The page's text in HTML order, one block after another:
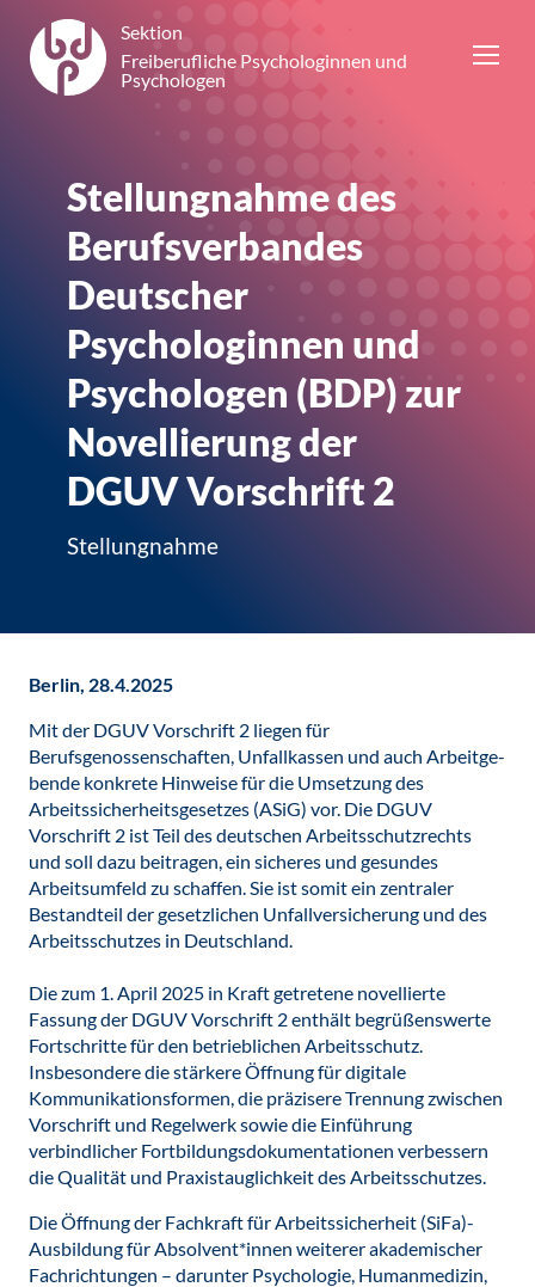
Sektion
Freiberufliche Psychologinnen und
Psychologen
Stellungnahme des
Berufsverbandes
Deutscher
Psychologinnen und
Psychologen (BDP) zur
Novellierung der
DGUV Vorschrift 2
Stellungnahme
Berlin, 28.4.2025
Mit der DGUV Vorschrift 2 liegen für
Berufsgenossenschaften, Unfallkassen und auch Arbeitge-
bende konkrete Hinweise für die Umsetzung des
Arbeitssicherheitsgesetzes (ASiG) vor. Die DGUV
Vorschrift 2 ist Teil des deutschen Arbeitsschutzrechts
und soll dazu beitragen, ein sicheres und gesundes
Arbeitsumfeld zu schaffen. Sie ist somit ein zentraler
Bestandteil der gesetzlichen Unfallversicherung und des
Arbeitsschutzes in Deutschland.
Die zum 1. April 2025 in Kraft getretene novellierte
Fassung der DGUV Vorschrift 2 enthält begrüßenswerte
Fortschritte für den betrieblichen Arbeitsschutz.
Insbesondere die stärkere Öffnung für digitale
Kommunikationsformen, die präzisere Trennung zwischen
Vorschrift und Regelwerk sowie die Einführung
verbindlicher Fortbildungsdokumentationen verbessern
die Qualität und Praxistauglichkeit des Arbeitsschutzes.
Die Öffnung der Fachkraft für Arbeitssicherheit (SiFa)-
Ausbildung für Absolvent*innen weiterer akademischer
Fachrichtungen – darunter Psychologie, Humanmedizin,